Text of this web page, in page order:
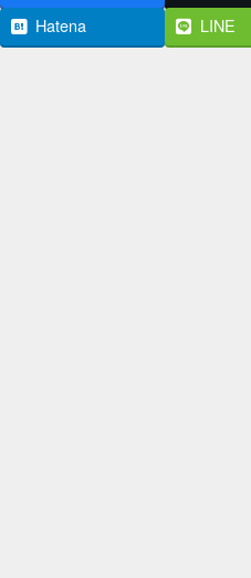
Hatena
LINE